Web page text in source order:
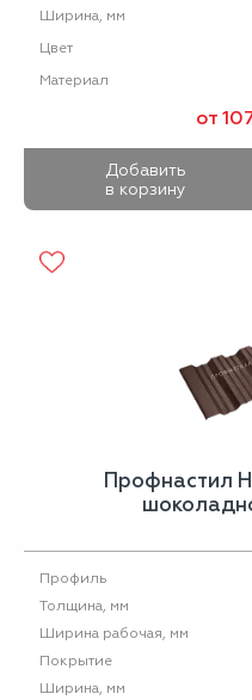
Ширина, мм
Цвет
Материал
от
Добавить
в корзину
Профнастил
Профиль
Толщина, мм
Ширина рабочая, мм
Покрытие
Ширина, мм